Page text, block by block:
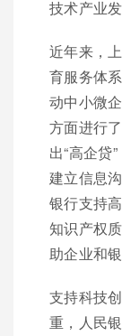
技术产业
近年来，
育服务体
动中小微
方面进行
出“高企贷
建立信息
银行支持
知识产权
助企业和银
支持科技
重，人民